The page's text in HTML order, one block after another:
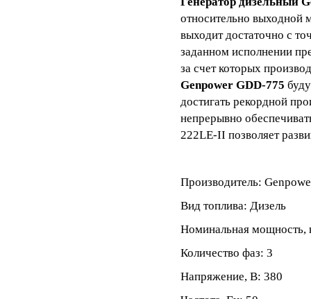
относительно выходной
выходит достаточно с
заданном исполнении
за счет которых
Genpower GDD-775
достигать рекордной
непрерывно
222LE-II позволяет
Производитель:
Вид топлива: Дизель
Номинальная мощность,
Количество фаз: 3
Напряжение, В: 380